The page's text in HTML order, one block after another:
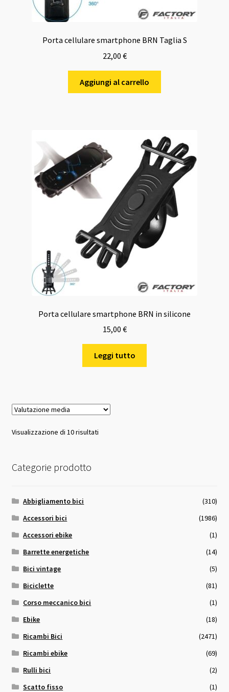
Porta cellulare smartphone BRN Taglia S
22,00 €
Aggiungi al carrello
Porta cellulare smartphone BRN in silicone
15,00 €
Leggi tutto
Visualizzazione di 10 risultatiValutazione
Categorie prodotto
Abbigliamento bici
(310)
Accessori bici
(1986)
Accessori ebike
(1)
Barrette energetiche
(14)
Bici vintage
(5)
Biciclette
(81)
Corso meccanico bici
(1)
Ebike
(18)
Ricambi Bici
(2471)
Ricambi ebike
(69)
Rulli bici
(2)
Scatto fisso
(1)